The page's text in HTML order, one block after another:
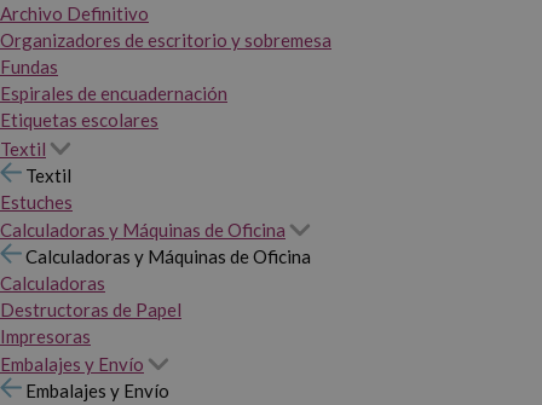
Archivo Definitivo
Organizadores de escritorio y sobremesa
Fundas
Espirales de encuadernación
Etiquetas escolares
Textil
Textil
Estuches
Calculadoras y Máquinas de Oficina
Calculadoras y Máquinas de Oficina
Calculadoras
Destructoras de Papel
Impresoras
Embalajes y Envío
Embalajes y Envío